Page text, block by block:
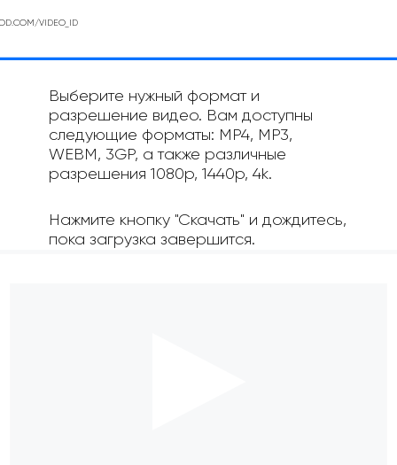
Выберите нужный формат и
разрешение видео. Вам доступны
следующие форматы: MP4, MP3,
WEBM, 3GP, а также различные
разрешения 1080p, 1440p, 4k.
Нажмите кнопку "Скачать" и дождитесь,
пока загрузка завершится.